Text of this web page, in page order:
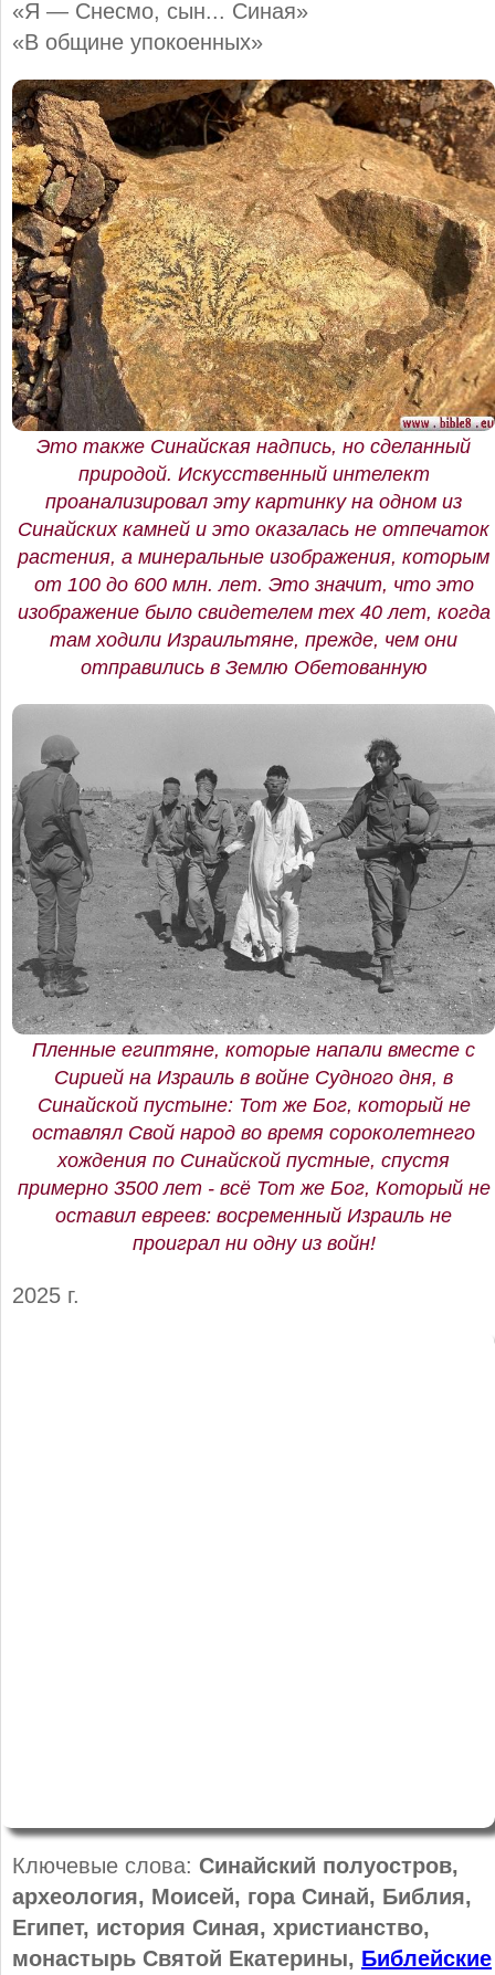
«Я — Снесмо, сын... Синая»
«В общине упокоенных»
Это также Синайская надпись, но сделанный
природой. Искусственный интелект
проанализировал эту картинку на одном из
Синайских камней и это оказалась не отпечаток
растения, а минеральные изображения, которым
от 100 до 600 млн. лет. Это значит, что это
изображение было свидетелем тех 40 лет, когда
там ходили Израильтяне, прежде, чем они
отправились в Землю Обетованную
Пленные египтяне, которые напали вместе с
Сирией на Израиль в войне Судного дня, в
Синайской пустыне: Тот же Бог, который не
оставлял Свой народ во время сороколетнего
хождения по Синайской пустные, спустя
примерно 3500 лет - всё Тот же Бог, Который не
оставил евреев: восременный Израиль не
проиграл ни одну из войн!
2025 г.
Ключевые слова: Синайский полуостров,
археология, Моисей, гора Синай, Библия,
Египет, история Синая, христианство,
монастырь Святой Екатерины, Библейские